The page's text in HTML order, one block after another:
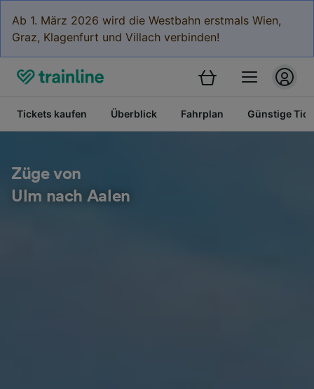
Ab 1. März 2026 wird die Westbahn erstmals Wien,
Graz, Klagenfurt und Villach verbinden!
Tickets kaufen Überblick Fahrplan Günstige
Züge von
Ulm nach Aalen